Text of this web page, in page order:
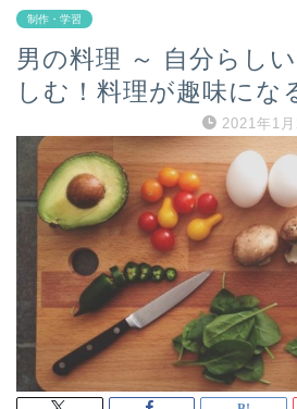
制作・学習
男の料理 ～ 自分らし
しむ！料理が趣味にな
2021年1月